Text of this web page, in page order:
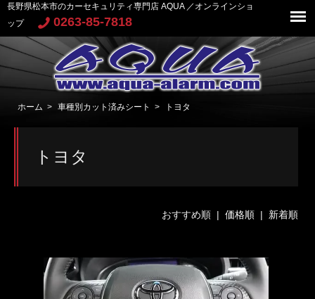
長野県松本市のカーセキュリティ専門店 AQUA ／オンラインショ
ップ
0263-85-7818
ホーム > 車種別カット済みシート > トヨタ
トヨタ
おすすめ順 | 価格順| 新着順